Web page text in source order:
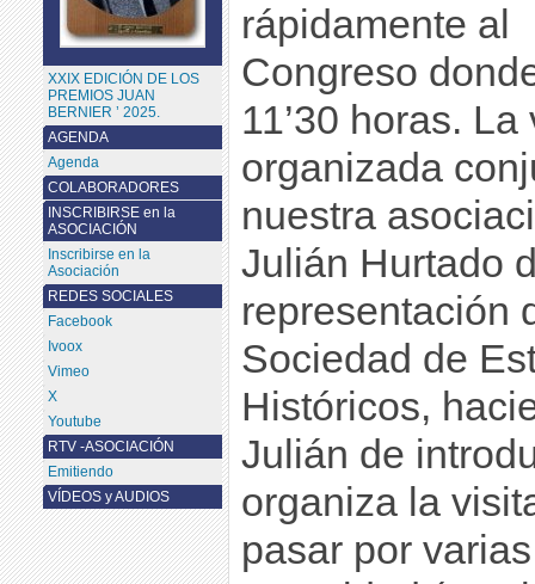
rápidamente al
Congreso
11’30 horas. La
organizada
nuestra
Julián Hurtado
representación
Sociedad de
Históricos,
Julián de
organiza la
pasar por
AGENDA
Agenda
COLABORADORES
INSCRIBIRSE en la
ASOCIACIÓN
Inscribirse en la
Asociación
XXIX EDICIÓN DE LOS
PREMIOS JUAN
BERNIER ’ 2025.
REDES SOCIALES
Facebook
Ivoox
Vimeo
X
Youtube
RTV -ASOCIACIÓN
Emitiendo
VÍDEOS y AUDIOS